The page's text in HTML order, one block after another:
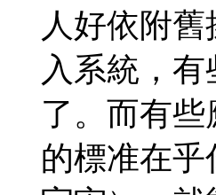
人好依附
入系統，
了。而有
的標准在